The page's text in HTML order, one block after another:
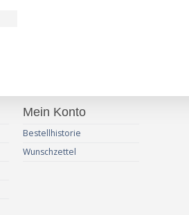
Mein Konto
Bestellhistorie
Wunschzettel